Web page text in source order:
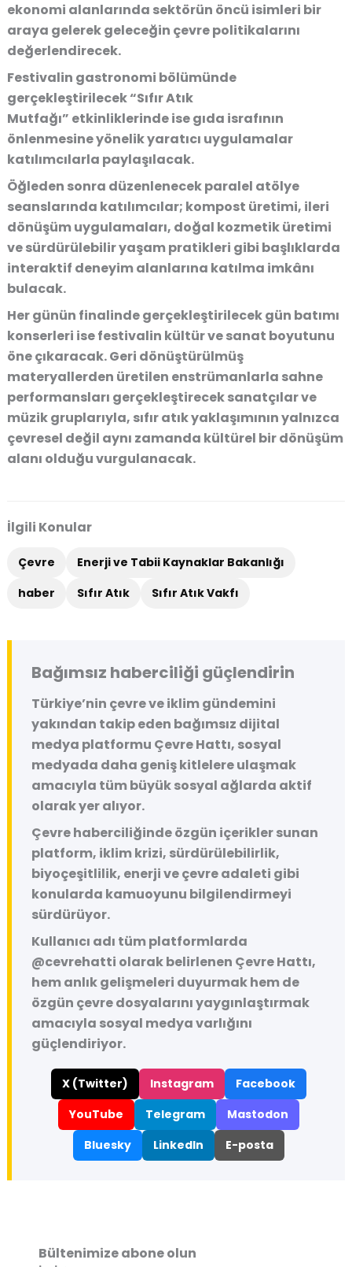
ekonomi alanlarında sektörün öncü isimleri bir
araya gelerek geleceğin çevre politikalarını
değerlendirecek.
Festivalin gastronomi bölümünde
gerçekleştirilecek“Sıfır Atık
Mutfağı” etkinliklerinde ise gıda israfının
önlenmesine yönelik yaratıcı uygulamalar
katılımcılarla paylaşılacak.
Öğleden sonra düzenlenecek paralel atölye
seanslarında katılımcılar; kompost üretimi, ileri
dönüşüm uygulamaları, doğal kozmetik üretimi
ve sürdürülebilir yaşam pratikleri gibi başlıklarda
interaktif deneyim alanlarına katılma imkânı
bulacak.
Her günün finalinde gerçekleştirilecek gün batımı
konserleri ise festivalin kültür ve sanat boyutunu
öne çıkaracak. Geri dönüştürülmüş
materyallerden üretilen enstrümanlarla sahne
performansları gerçekleştirecek sanatçılar ve
müzik gruplarıyla, sıfır atık yaklaşımının yalnızca
çevresel değil aynı zamanda kültürel bir dönüşüm
alanı olduğu vurgulanacak.
İlgili Konular
Çevre
Enerji ve Tabii Kaynaklar Bakanlığı
haber
Sıfır Atık Sıfır Atık Vakfı
Bağımsız haberciliği güçlendirin
Türkiye’nin çevre ve iklim gündemini
yakından takip eden bağımsız dijital
medya platformu Çevre Hattı, sosyal
medyada daha geniş kitlelere ulaşmak
amacıyla tüm büyük sosyal ağlarda aktif
olarak yer alıyor.
Çevre haberciliğinde özgün içerikler sunan
platform, iklim krizi, sürdürülebilirlik,
biyoçeşitlilik, enerji ve çevre adaleti gibi
konularda kamuoyunu bilgilendirmeyi
sürdürüyor.
Kullanıcı adı tüm platformlarda
@cevrehatti olarak belirlenen Çevre Hattı,
hem anlık gelişmeleri duyurmak hem de
özgün çevre dosyalarını yaygınlaştırmak
amacıyla sosyal medya varlığını
güçlendiriyor.
X (Twitter) Instagram
Facebook
YouTube
Telegram
Mastodon
Bluesky
LinkedIn E-posta
Bültenimize abone olun